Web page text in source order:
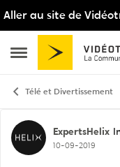
Aller au site de
Ouvrir Menu Latéral
Passer au
Télé et Divertissement
ExpertsHelix
10-09-2019